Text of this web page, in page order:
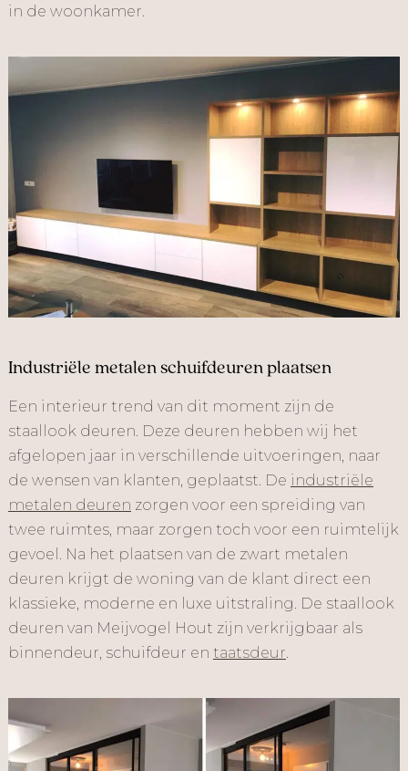
in de woonkamer.
Industriële metalen schuifdeuren plaatsen
Een interieur trend van dit moment zijn de
staallook deuren. Deze deuren hebben wij het
afgelopen jaar in verschillende uitvoeringen, naar
de wensen van klanten, geplaatst. De industriële
metalen deuren zorgen voor een spreiding van
twee ruimtes, maar zorgen toch voor een ruimtelijk
gevoel. Na het plaatsen van de zwart metalen
deuren krijgt de woning van de klant direct een
klassieke, moderne en luxe uitstraling. De staallook
deuren van Meijvogel Hout zijn verkrijgbaar als
binnendeur, schuifdeur en taatsdeur.